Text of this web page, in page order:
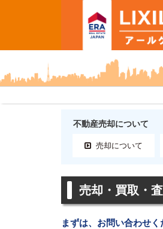
不動産売却について
売却について
売却・買取・
まずは、お問い合わせく